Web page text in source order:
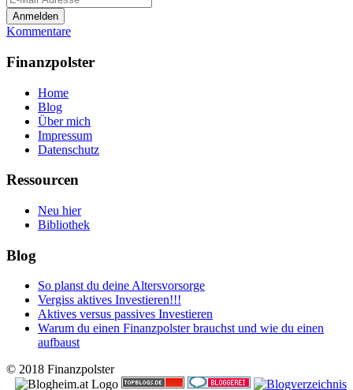
Kommentare
Finanzpolster
Home
Blog
Über mich
Impressum
Datenschutz
Ressourcen
Neu hier
Bibliothek
Blog
So planst du deine Altersvorsorge
Vergiss aktives Investieren!!!
Aktives versus passives Investieren
Warum du einen Finanzpolster brauchst und wie du einen
aufbaust
© 2018 Finanzpolster